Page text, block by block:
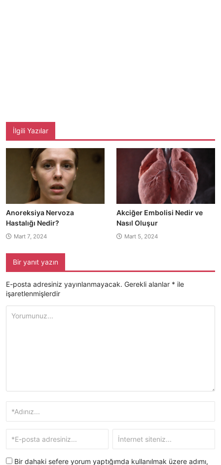
İlgili Yazılar
Anoreksiya Nervoza
Hastalığı Nedir?
Mart 7, 2024
Akciğer Embolisi Nedir ve
Nasıl Oluşur
Mart 5, 2024
Bir yanıt yazın
E-posta adresiniz yayınlanmayacak. Gerekli alanlar * ile
işaretlenmişlerdir
Bir dahaki sefere yorum yaptığımda kullanılmak üzere adımı,